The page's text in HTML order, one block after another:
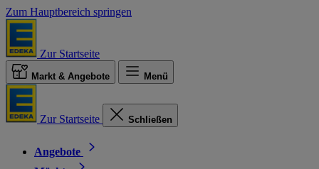
Zum Hauptbereich springen
Zur Startseite
Markt & Angebote Menü
Zur Startseite Schließen
Angebote